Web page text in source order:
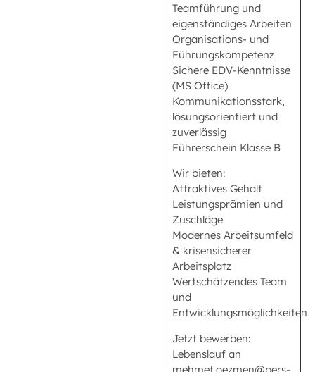
Teamführung und
eigenständiges Arbeiten
Organisations- und
Führungskompetenz
Sichere EDV-Kenntnisse
(MS Office)
Kommunikationsstark,
lösungsorientiert und
zuverlässig
Führerschein Klasse B
Wir bieten:
Attraktives Gehalt
Leistungsprämien und
Zuschläge
Modernes Arbeitsumfeld
& krisensicherer
Arbeitsplatz
Wertschätzendes Team
und
Entwicklungsmöglichkeiten
Jetzt bewerben:
Lebenslauf an
mehmet.oezmen@pers-